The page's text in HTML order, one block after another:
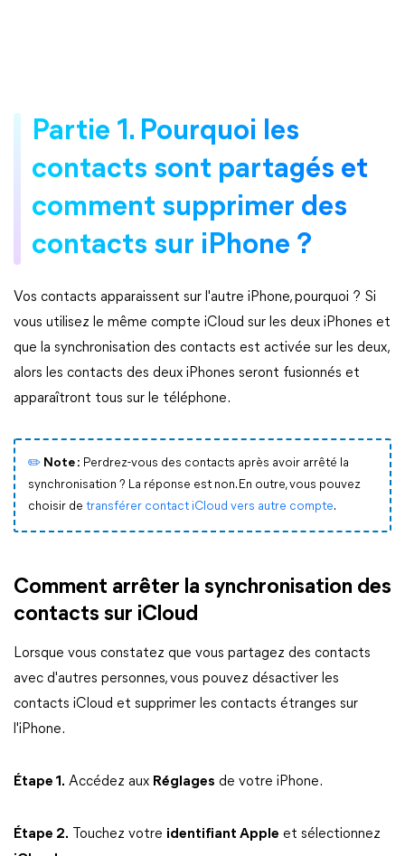
Partie 1. Pourquoi les
contacts sont partagés et
comment supprimer des
contacts sur iPhone ?
Vos contacts apparaissent sur l'autre iPhone, pourquoi ? Si
vous utilisez le même compte iCloud sur les deux iPhones et
que la synchronisation des contacts est activée sur les deux,
alors les contacts des deux iPhones seront fusionnés et
apparaîtront tous sur le téléphone.
✏️ Note : Perdrez-vous des contacts après avoir arrêté la
synchronisation ? La réponse est non. En outre, vous pouvez
choisir de transférer contact iCloud vers autre compte.
Comment arrêter la synchronisation des
contacts sur iCloud
Lorsque vous constatez que vous partagez des contacts
avec d'autres personnes, vous pouvez désactiver les
contacts iCloud et supprimer les contacts étranges sur
l'iPhone.
Étape 1. Accédez aux Réglages de votre iPhone.
Étape 2. Touchez votre identifiant Apple et sélectionnez